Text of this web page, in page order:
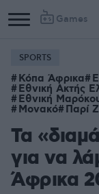
Games
SPORTS
Κόπα Άφρικα
Εθνική Ακτής
Εθνική
Μονακό Παρί
Τα
για να
Άφρικα